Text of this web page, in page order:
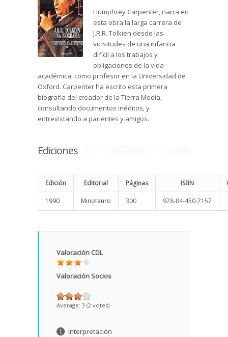
Humphrey Carpenter, narra en
esta obra la larga carrera de
J.R.R. Tolkien desde las
vicisitudes de una infancia
difícil a los trabajos y
obligaciones de la vida
académica, como profesor en la Universidad de
Oxford. Carpenter ha escrito esta primera
biografía del creador de la Tierra Media,
consultando documentos inéditos, y
entrevistando a parientes y amigos.
Ediciones
Edición Editorial Páginas ISBN
1990 Minotauro 300 978-84-450-7157
Valoración CDL
Valoración Socios
Average: 3 (2 votes)
Interpretación